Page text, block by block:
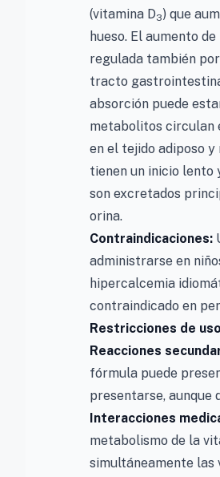
(vitamina D3) que
hueso. El aumento
regulada también
tracto
absorción puede
metabolitos circulan
en el tejido adiposo
tienen un inicio lento
son excretados
orina.
Contraindicaciones:
administrarse en
hipercalcemia
contraindicado en
Restricciones de
Reacciones
fórmula puede
presentarse, aunque
Interacciones
metabolismo de la
simultáneamente las